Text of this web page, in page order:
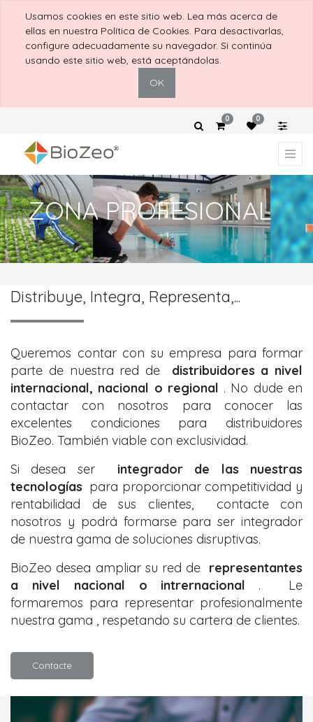
Usamos cookies en este sitio web. Lea más acerca de
ellas en nuestra Política de Cookies. Para desactivarlas,
configure adecuadamente su navegador. Si continúa
usando este sitio web, está aceptándolas.
OK
0 0
ZONA PROFESIONAL
Distribuye, Integra, Representa,...
Queremos contar con su empresa para formar
parte de nuestra red de
distribuidores a nivel
internacional, nacional o regional . No dude en
contactar con nosotros para conocer las
excelentes condiciones para distribuidores
BioZeo. También viable con exclusividad.
Si desea ser
integrador de las nuestras
tecnologías para proporcionar competitividad y
rentabilidad de sus clientes, contacte con
nosotros y podrá formarse para ser integrador
de nuestra gama de soluciones disruptivas.
BioZeo desea ampliar su red de representantes
a nivel nacional o intrernacional
. Le
formaremos para representar profesionalmente
nuestra gama , respetando su cartera de clientes.
Contacte